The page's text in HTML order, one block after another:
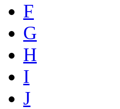
F
G
H
I
J